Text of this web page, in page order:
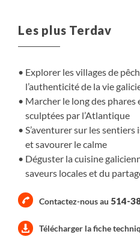
villages authentiques, nous
fois minérale et vibrante,
Les plus Terdav
Explorer les villages de
l’authenticité de la vie
Marcher le long des phares
sculptées par l’Atlantique
S’aventurer sur les
et savourer le calme
Déguster la cuisine
saveurs locales et du
Contactez-nous au 514-
Télécharger la fiche